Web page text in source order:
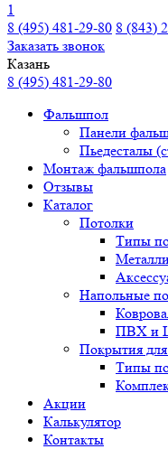
1
8 (495) 481-29-80 8 (843)
Заказать звонок
Казань
8 (495) 481-29-80
Фальшпол
Панели
Пьедесталы
Монтаж фальшпола
Отзывы
Каталог
Потолки
Типы
Напольные
ПВХ и
Покрытия для
Типы
Акции
Калькулятор
Контакты